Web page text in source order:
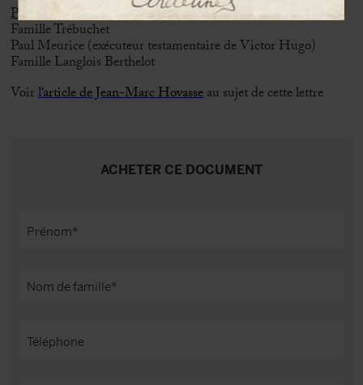
Provenance :
Famille Trébuchet
Paul Meurice (exécuteur testamentaire de Victor Hugo)
Famille Langlois Berthelot
Voirl‘article de Jean-Marc Hovasseau sujet de cette lettre
ACHETER CE DOCUMENT